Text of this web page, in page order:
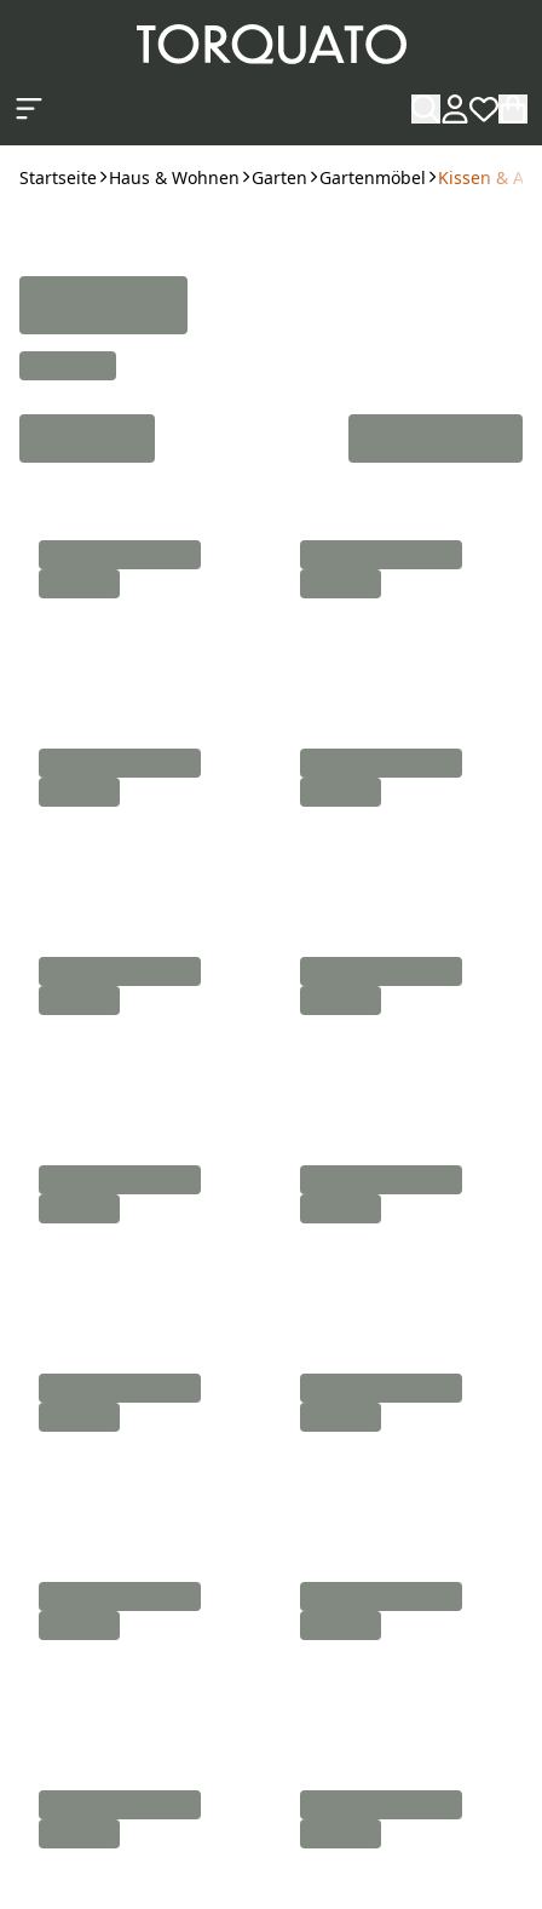
Startseite Haus & Wohnen Garten Gartenmöbel Kissen &